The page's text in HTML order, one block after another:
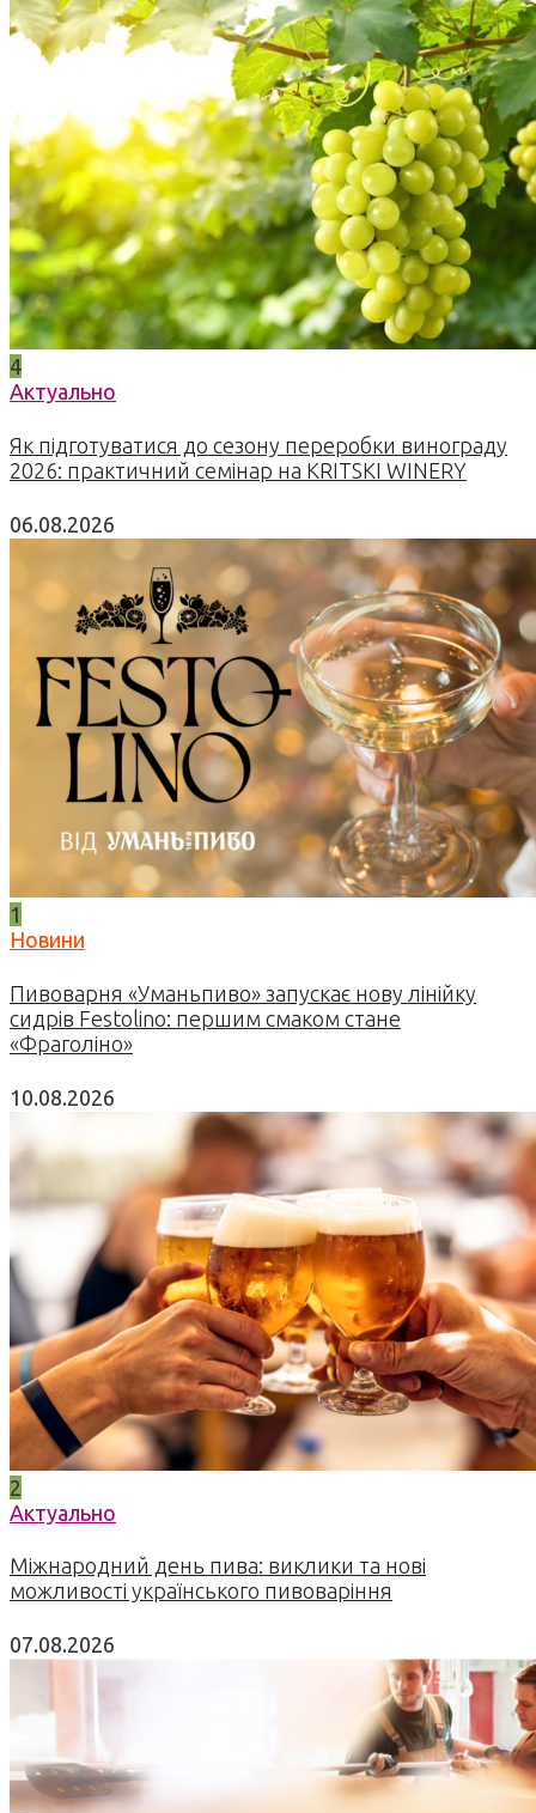
4
Актуально
Як підготуватися до сезону переробки винограду
2026: практичний семінар на KRITSKI WINERY
06.08.2026
1
Новини
Пивоварня «Уманьпиво» запускає нову лінійку
сидрів Festolino: першим смаком стане
«Фраголіно»
10.08.2026
2
Актуально
Міжнародний день пива: виклики та нові
можливості українського пивоваріння
07.08.2026